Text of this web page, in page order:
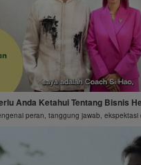
Anda Ketahui Tentang Bisnis
peran, tanggung jawab, ekspektasi